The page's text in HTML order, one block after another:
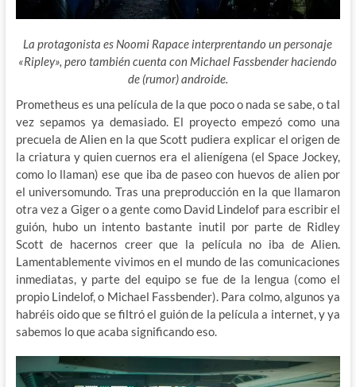
La protagonista es Noomi Rapace interprentando un personaje
«Ripley», pero también cuenta con Michael Fassbender haciendo
de (rumor) androide.
Prometheus es una película de la que poco o nada se sabe, o tal
vez sepamos ya demasiado. El proyecto empezó como una
precuela de Alien en la que Scott pudiera explicar el origen de
la criatura y quien cuernos era el alienígena (el Space Jockey,
como lo llaman) ese que iba de paseo con huevos de alien por
el universomundo. Tras una preproducción en la que llamaron
otra vez a Giger o a gente como David Lindelof para escribir el
guión, hubo un intento bastante inutil por parte de Ridley
Scott de hacernos creer que la película no iba de Alien.
Lamentablemente vivimos en el mundo de las comunicaciones
inmediatas, y parte del equipo se fue de la lengua (como el
propio Lindelof, o Michael Fassbender). Para colmo, algunos ya
habréis oido que se filtró el guión de la película a internet, y ya
sabemos lo que acaba significando eso.